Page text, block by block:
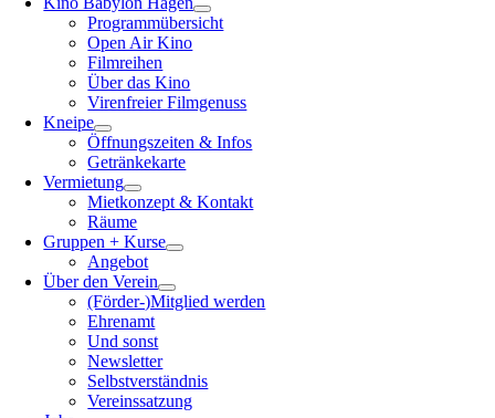
Programmübersicht
Open Air Kino
Filmreihen
Über das Kino
Virenfreier Filmgenuss
Kneipe
Öffnungszeiten & Infos
Getränkekarte
Vermietung
Mietkonzept & Kontakt
Räume
Gruppen + Kurse
Angebot
Über den Verein
(Förder-)Mitglied werden
Ehrenamt
Und sonst
Newsletter
Selbstverständnis
Vereinssatzung